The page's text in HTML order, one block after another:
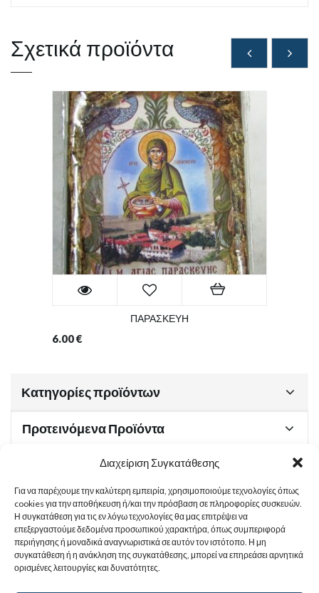
Διαχείριση Συγκατάθεσης
Για να παρέχουμε την καλύτερη εμπειρία, χρησιμοποιούμε τεχνολογίες όπως
cookies για την αποθήκευση ή/και την πρόσβαση σε πληροφορίες συσκευών.
Η συγκατάθεση για τις εν λόγω τεχνολογίες θα μας επιτρέψει να
επεξεργαστούμε δεδομένα προσωπικού χαρακτήρα, όπως συμπεριφορά
περιήγησης ή μοναδικά αναγνωριστικά σε αυτόν τον ιστότοπο. Η μη
συγκατάθεση ή η ανάκληση της συγκατάθεσης, μπορεί να επηρεάσει αρνητικά
ορισμένες λειτουργίες και δυνατότητες.
Σχετικά προϊόντα
ΠΑΡΑΣΚΕΥΗ
6.00€
Κατηγορίες προϊόντων
Προτεινόμενα Προϊόντα
Χρήσιμα Έγγραφα
Sitemap
Στοιχεία Επικοινωνίας